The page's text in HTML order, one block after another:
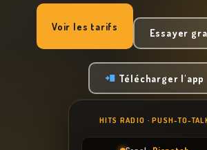
Voir les tarifs
Essayer
Télécharger l'app
HITS RADIO · PUSH-TO-